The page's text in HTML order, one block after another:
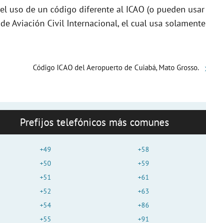
e
uso de un código diferente al ICAO (o pueden usar
Aviación Civil Internacional, el cual usa solamente
Código ICAO del Aeropuerto de Cuiabá, Mato Grosso.
Prefijos telefónicos más comunes
+49
+50
+51
+52
+54
+55
+58
+59
+61
+63
+86
+91